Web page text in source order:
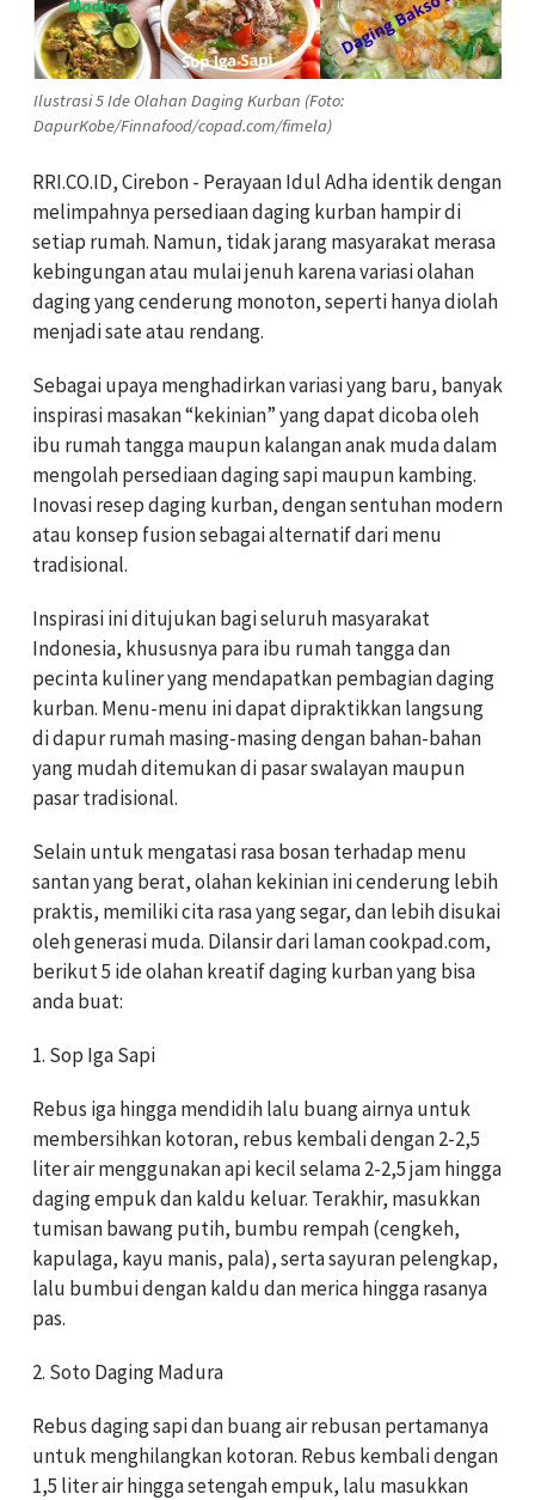
Ilustrasi 5 Ide Olahan Daging Kurban (Foto:
DapurKobe/Finnafood/copad.com/fimela)
RRI.CO.ID, Cirebon - Perayaan Idul Adha identik dengan
melimpahnya persediaan daging kurban hampir di
setiap rumah. Namun, tidak jarang masyarakat merasa
kebingungan atau mulai jenuh karena variasi olahan
daging yang cenderung monoton, seperti hanya diolah
menjadi sate atau rendang.
Sebagai upaya menghadirkan variasi yang baru, banyak
inspirasi masakan “kekinian” yang dapat dicoba oleh
ibu rumah tangga maupun kalangan anak muda dalam
mengolah persediaan daging sapi maupun kambing.
Inovasi resep daging kurban, dengan sentuhan modern
atau konsep fusion sebagai alternatif dari menu
tradisional.
Inspirasi ini ditujukan bagi seluruh masyarakat
Indonesia, khususnya para ibu rumah tangga dan
pecinta kuliner yang mendapatkan pembagian daging
kurban. Menu-menu ini dapat dipraktikkan langsung
di dapur rumah masing-masing dengan bahan-bahan
yang mudah ditemukan di pasar swalayan maupun
pasar tradisional.
Selain untuk mengatasi rasa bosan terhadap menu
santan yang berat, olahan kekinian ini cenderung lebih
praktis, memiliki cita rasa yang segar, dan lebih disukai
oleh generasi muda. Dilansir dari laman cookpad.com,
berikut 5 ide olahan kreatif daging kurban yang bisa
anda buat:
1. Sop Iga Sapi
Rebus iga hingga mendidih lalu buang airnya untuk
membersihkan kotoran, rebus kembali dengan 2-2,5
liter air menggunakan api kecil selama 2-2,5 jam hingga
daging empuk dan kaldu keluar. Terakhir, masukkan
tumisan bawang putih, bumbu rempah (cengkeh,
kapulaga, kayu manis, pala), serta sayuran pelengkap,
lalu bumbui dengan kaldu dan merica hingga rasanya
pas.
2. Soto Daging Madura
Rebus daging sapi dan buang air rebusan pertamanya
untuk menghilangkan kotoran. Rebus kembali dengan
1,5 liter air hingga setengah empuk, lalu masukkan